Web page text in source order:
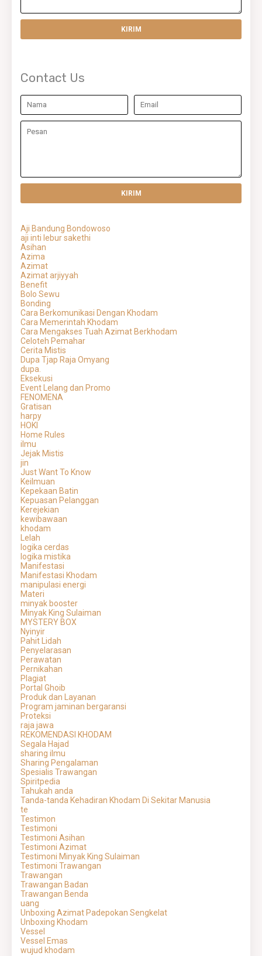
Contact Us
Aji Bandung Bondowoso
aji inti lebur sakethi
Asihan
Azima
Azimat
Azimat arjiyyah
Benefit
Bolo Sewu
Bonding
Cara Berkomunikasi Dengan Khodam
Cara Memerintah Khodam
Cara Mengakses Tuah Azimat Berkhodam
Celoteh Pemahar
Cerita Mistis
Dupa Tjap Raja Omyang
dupa.
Eksekusi
Event Lelang dan Promo
FENOMENA
Gratisan
harpy
HOKI
Home Rules
ilmu
Jejak Mistis
jin
Just Want To Know
Keilmuan
Kepekaan Batin
Kepuasan Pelanggan
Kerejekian
kewibawaan
khodam
Lelah
logika cerdas
logika mistika
Manifestasi
Manifestasi Khodam
manipulasi energi
Materi
minyak booster
Minyak King Sulaiman
MYSTERY BOX
Nyinyir
Pahit Lidah
Penyelarasan
Perawatan
Pernikahan
Plagiat
Portal Ghoib
Produk dan Layanan
Program jaminan bergaransi
Proteksi
raja jawa
REKOMENDASI KHODAM
Segala Hajad
sharing ilmu
Sharing Pengalaman
Spesialis Trawangan
Spiritpedia
Tahukah anda
Tanda-tanda Kehadiran Khodam Di Sekitar Manusia
te
Testimon
Testimoni
Testimoni Asihan
Testimoni Azimat
Testimoni Minyak King Sulaiman
Testimoni Trawangan
Trawangan
Trawangan Badan
Trawangan Benda
uang
Unboxing Azimat Padepokan Sengkelat
Unboxing Khodam
Vessel
Vessel Emas
wujud khodam